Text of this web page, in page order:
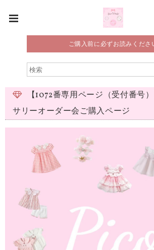
ご購入前に必ずお読みくださ
【1072番専用ページ（受付番号
サリーオーダー会ご購入ページ